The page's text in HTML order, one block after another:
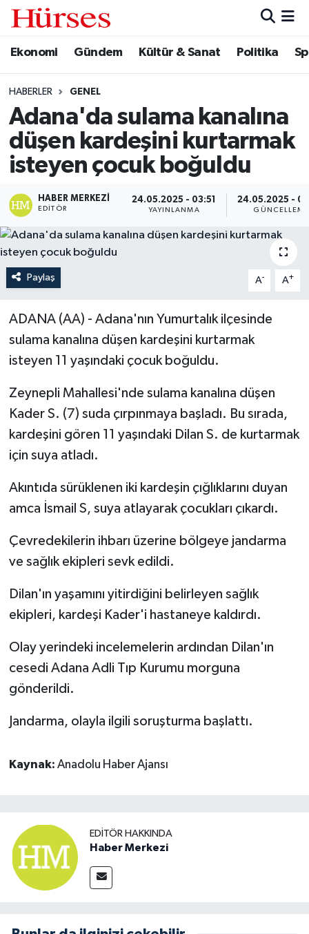
Ekonomi Gündem Kültür & Sanat Politika
HABERLER GENEL
Adana'da sulama kanalına
düşen kardeşini kurtarmak
isteyen çocuk boğuldu
HABER MERKEZI
EDITÖR
24.05.2025 - 03:51
YAYINLANMA
24.05.2025 -
GÜNCELLEME
Paylaş A- A+
ADANA (AA) - Adana'nın Yumurtalık ilçesinde
sulama kanalına düşen kardeşini kurtarmak
isteyen 11 yaşındaki çocuk boğuldu.
Zeynepli Mahallesi'nde sulama kanalına düşen
Kader S. (7) suda çırpınmaya başladı. Bu sırada,
kardeşini gören 11 yaşındaki Dilan S. de kurtarmak
için suya atladı.
Akıntıda sürüklenen iki kardeşin çığlıklarını duyan
amca İsmail S, suya atlayarak çocukları çıkardı.
Çevredekilerin ihbarı üzerine bölgeye jandarma
ve sağlık ekipleri sevk edildi.
Dilan'ın yaşamını yitirdiğini belirleyen sağlık
ekipleri, kardeşi Kader'i hastaneye kaldırdı.
Olay yerindeki incelemelerin ardından Dilan'ın
cesedi Adana Adli Tıp Kurumu morguna
gönderildi.
Jandarma, olayla ilgili soruşturma başlattı.
Kaynak: Anadolu Haber Ajansı
EDITÖR HAKKINDA
Haber Merkezi
Ekonomi
Gündem
Kültür & Sanat
Politika
Spor
Turizm
Hava Durumu
Trafik Durumu
Süper Lig Puan Durumu ve Fikstür
Tüm Manşetler
Son Dakika Haberleri
Haber Arşivi